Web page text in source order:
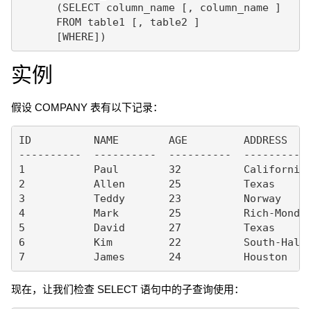
      (SELECT column_name [, column_name ]
      FROM table1 [, table2 ]
实例
假设 COMPANY 表有以下记录：
ID          NAME        AGE         ADDRESS
----------  ----------  ----------  ----------
1           Paul        32          California
2           Allen       25          Texas
3           Teddy       23          Norway
4           Mark        25          Rich-Mond
5           David       27          Texas
6           Kim         22          South-Hall
现在，让我们检查 SELECT 语句中的子查询使用：